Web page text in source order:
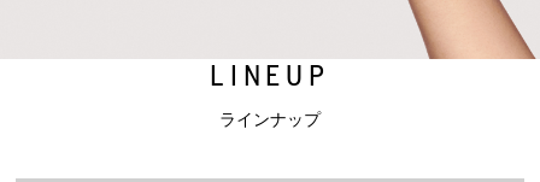
LINEUP
ラインナップ